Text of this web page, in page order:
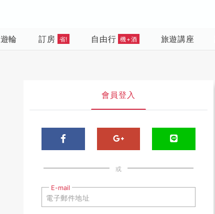
遊輪 訂房 省! 自由行 機+酒 旅遊講座
會員登入
或
E-mail